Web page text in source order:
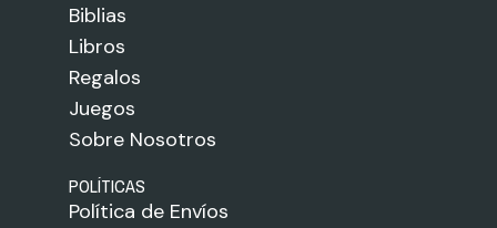
Biblias
Libros
Regalos
Juegos
Sobre Nosotros
POLÍTICAS
Política de Envíos